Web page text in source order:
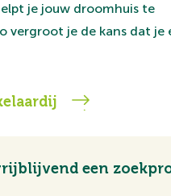
je jouw droomhuis te
vergroot je de kans dat je
een